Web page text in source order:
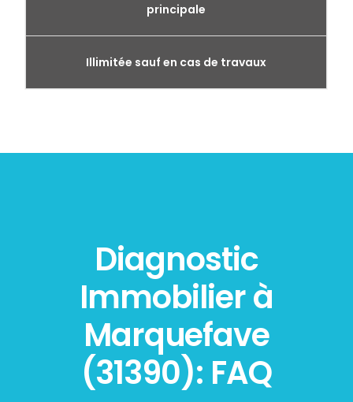
principale
Illimitée sauf en cas de travaux
Diagnostic
Immobilier à
Marquefave
(31390): FAQ